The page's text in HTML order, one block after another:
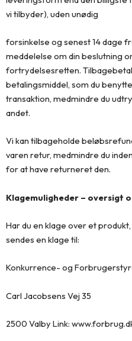
vi tilbyder), uden unødig
forsinkelse og senest 14 dage
meddelelse om din beslutning
fortrydelsesretten.
betalingsmiddel, som du
transaktion, medmindre du
andet.
Vi kan tilbageholde
varen retur, medmindre du
for at have returneret den.
Klagemuligheder – oversigt
Har du en klage over et
sendes en klage til:
Konkurrence- og
Carl Jacobsens Vej 35
2500 Valby Link: